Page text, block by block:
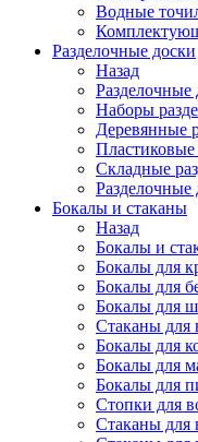
Водные
Разделочные доски
Назад
Разделочные
Наборы
Деревянные
Пластиковые
Складные
Разделочные
Бокалы и стаканы
Назад
Бокалы и
Бокалы для
Бокалы для
Бокалы для
Стаканы для
Бокалы для
Бокалы для
Бокалы для
Стопки для
Стаканы для